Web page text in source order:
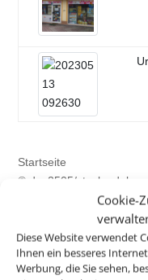
Cookie-
Diese Website verwendet
Ihnen ein besseres
Werbung, die Sie sehen,
Startseite
© day2505/
© Song_about_summer/
© Olena Z/
© Maridav/
Deutschlandurlaub